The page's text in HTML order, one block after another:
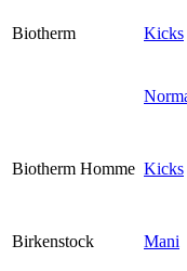
Biotherm Kicks
Biotherm Homme Kicks
Birkenstock Mani